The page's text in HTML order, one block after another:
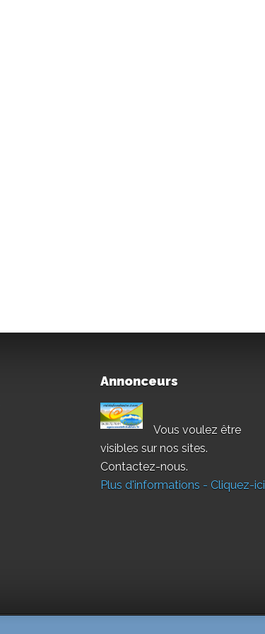
Annonceurs
Vous voulez être
visibles sur nos sites.
Contactez-nous.
Plus d'informations - Cliquez-ici